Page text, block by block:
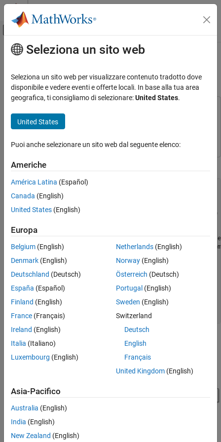
Vai al contenuto
Attiva/disattiva menu di navigazione
Pagina iniziale della documentazione
Radar Toolbox
Data Synthesis
Measurement-Level Simulations
Contenuto principale
Using the Radar Data Generator
Block
Radar Toolbox
Open and run the Radar Data Generator block in Simulink™.
% Create a Tracking scenario object.
scene = trackingScenario;
% Create a stationary radar platform 10 meters above
% Create a moving target 100 meters away and also 10
% above the surface. The target moves at 10 m/s away
tgtPlat.Trajectory.Velocity = [10 0 0];
% Open and run the Simulink model.
% Display the detections.
open_system(model);
sim(model);
Seleziona un sito web
Seleziona un sito web per visualizzare contenuto tradotto dove
disponibile e vedere eventi e offerte locali. In base alla tua area
geografica, ti consigliamo di selezionare:United States.
United States
Puoi anche selezionare un sito web dal seguente elenco:
Americhe
América Latina (Español)
Canada (English)
United States (English)
Europa
Belgium (English)
Denmark (English)
Deutschland (Deutsch)
España (Español)
Finland (English)
France (Français)
Ireland (English)
Italia (Italiano)
Luxembourg (English)
Netherlands(English)
Norway(English)
Österreich (Deutsch)
Portugal (English)
Sweden (English)
Switzerland
Deutsch
English
Français
United Kingdom(English)
Asia-Pacifico
Australia (English)
India (English)
New Zealand (English)